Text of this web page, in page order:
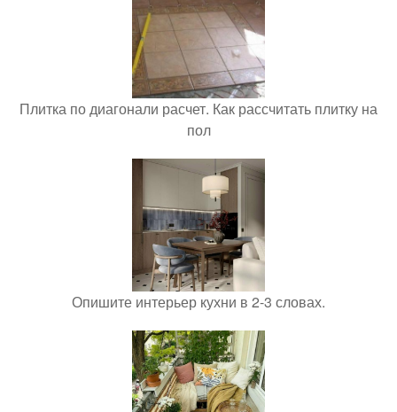
Плитка по диагонали расчет. Как рассчитать плитку на
пол
Опишите интерьер кухни в 2-3 словах.